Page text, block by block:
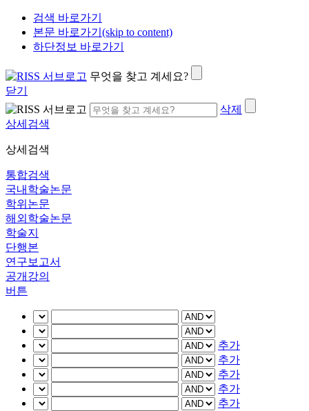
검색 바로가기
본문 바로가기(skip to content)
하단정보 바로가기
무엇을 찾고 계세요?
닫기
삭제
상세검색
상세검색
통합검색
국내학술논문
학위논문
해외학술논문
학술지
단행본
연구보고서
공개강의
버튼
추가
추가
추가
추가
추가